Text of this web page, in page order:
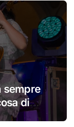
sempre
di